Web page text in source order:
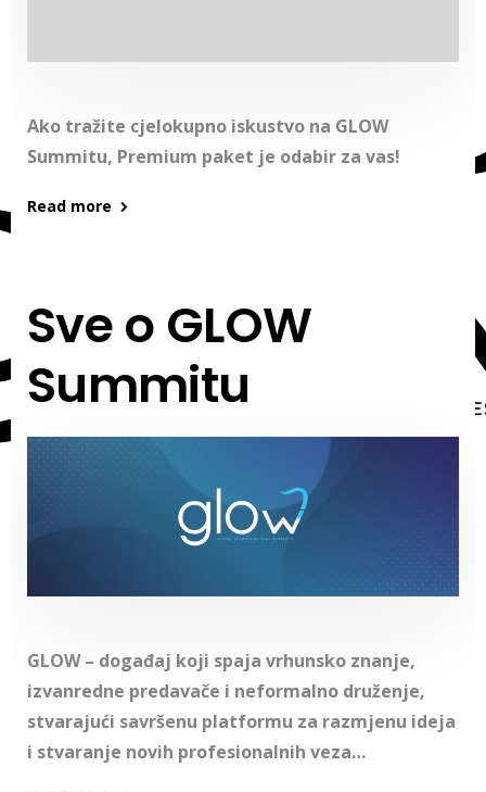
Ako tražite cjelokupno iskustvo na GLOW
Summitu, Premium paket je odabir za vas!
Read more
Sve o GLOW
Summitu
GLOW – događaj koji spaja vrhunsko znanje,
izvanredne predavače i neformalno druženje,
stvarajući savršenu platformu za razmjenu ideja
i stvaranje novih profesionalnih veza…